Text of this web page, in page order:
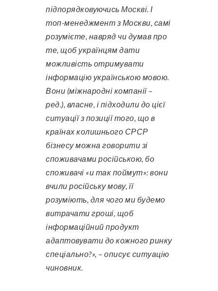
підпорядковуючись Москві. І
топ-менеджмент з Москви, самі
розумієте, навряд чи думав про
те, щоб українцям дати
можливість отримувати
інформацію українською мовою.
Вони (міжнародні компанії –
ред.), власне, і підходили до цієї
ситуації з позиції того, що в
країнах колишнього СРСР
бізнесу можна говорити зі
споживачами російською, бо
споживачі «и так поймут»: вони
вчили російську мову, її
розуміють, для чого ми будемо
витрачати гроші, щоб
інформаційний продукт
адаптовувати до кожного ринку
спеціально?», – описує ситуацію
чиновник.